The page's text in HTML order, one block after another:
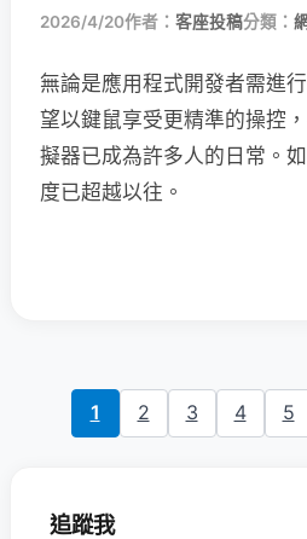
2026/4/20作者： 客座投稿分類：
無論是應用程式開發者需進
望以鍵鼠享受更精準的操控
擬器已成為許多人的日常。
度已超越以往。
1 2 3 4 5
追蹤我